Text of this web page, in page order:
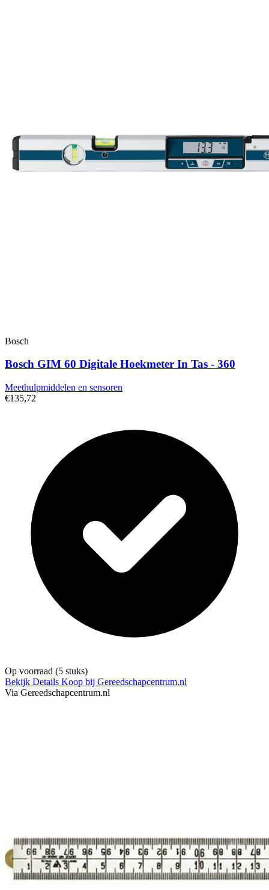
Bosch
Bosch GIM 60 Digitale Hoekmeter In Tas - 360
Meethulpmiddelen en sensoren
€135,72
Op voorraad (5 stuks)
Bekijk Details Koop bij Gereedschapcentrum.nl
Via Gereedschapcentrum.nl